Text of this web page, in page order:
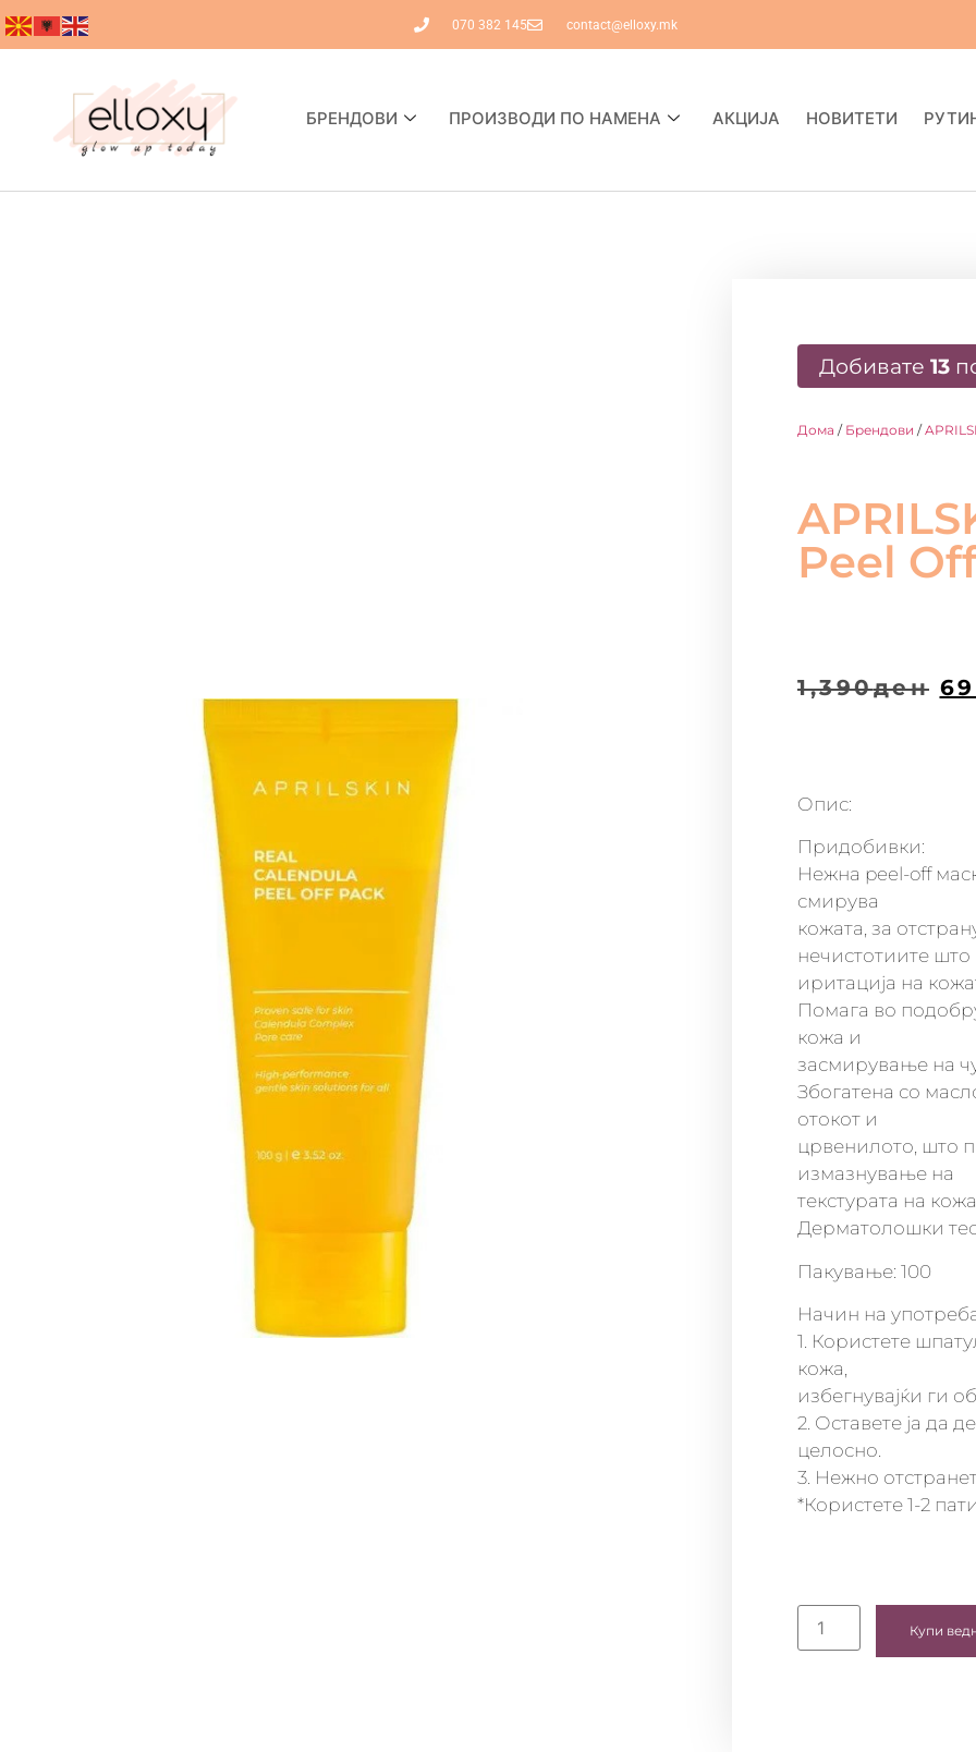
070 382 145 contact@elloxy.mk
БРЕНДОВИ ПРОИЗВОДИ ПО НАМЕНА АКЦИЈА НОВИТЕТИ
Добивате 13
Дома / Брендови /
Peel
1,390ден
Опис:
Придобивки:
Нежна peel-off
смирува
кожата, за
нечистотиите што
иритација на
Помага во
кожа и
засмирување на
Збогатена со
отокот и
црвенилото, што
измазнување на
текстурата на
Дерматолошки
Пакување: 100
Начин на
1. Користете
кожа,
избегнувајќи ги
2. Оставете ја да
целосно.
3. Нежно
*Користете 1-2
Купи